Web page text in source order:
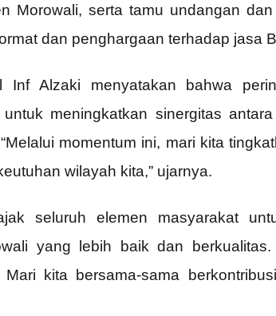
Morowali, serta tamu undangan
dan penghargaan terhadap jasa
Inf Alzaki menyatakan bahwa
meningkatkan sinergitas
momentum ini, mari kita
wilayah kita,” ujarnya.
seluruh elemen masyarakat
yang lebih baik dan
kita bersama-sama